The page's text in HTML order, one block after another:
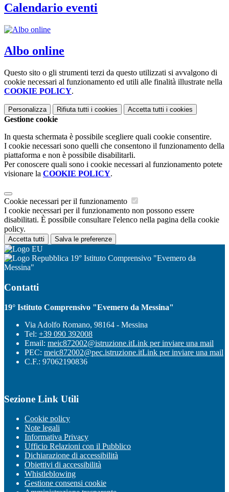
Calendario eventi
Albo online
Questo sito o gli strumenti terzi da questo utilizzati si avvalgono di
cookie necessari al funzionamento ed utili alle finalità illustrate nella
COOKIE POLICY.
Personalizza Rifiuta tutti i cookies Accetta tutti i cookies
Gestione cookie
In questa schermata è possibile scegliere quali cookie consentire.
I cookie necessari sono quelli che consentono il funzionamento della
piattaforma e non è possibile disabilitarli.
Per conoscere quali sono i cookie necessari al funzionamento potete
visionare la COOKIE POLICY.
Cookie necessari per il funzionamento
I cookie necessari per il funzionamento non possono essere
disabilitati. È possibile consultare l'elenco nella pagina della cookie
policy.
Accetta tutti Salva le preferenze
19° Istituto Comprensivo "Evemero da
Messina"
Contatti
19° Istituto Comprensivo "Evemero da Messina"
Via Adolfo Romano, 98164 - Messina
Tel: +39 090 392008
Email: meic872002@istruzione.itLink per inviare una mail
PEC: meic872002@pec.istruzione.itLink per inviare una mail
C.F.: 97062190836
Sezione Link Utili
Cookie policy
Note legali
Informativa Privacy
Ufficio Relazioni con il Pubblico
Dichiarazione di accessibilità
Obiettivi di accessibilità
Whistleblowing
Gestione consensi cookie